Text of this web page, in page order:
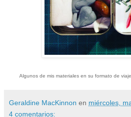
Algunos de mis materiales en su formato de
Geraldine MacKinnon en miércoles,
4 comentarios: